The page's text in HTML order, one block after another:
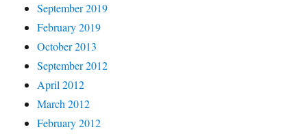
September 2019
February 2019
October 2013
September 2012
April 2012
March 2012
February 2012